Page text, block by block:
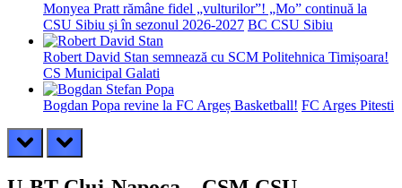
Monyea Pratt rămâne fidel „vulturilor”! „Mo” continuă la
CSU Sibiu și în sezonul 2026-2027 BC CSU Sibiu
Robert David Stan semnează cu SCM Politehnica Timișoara!
CS Municipal Galati
Bogdan Popa revine la FC Argeș Basketball! FC Arges Pitesti
prev next